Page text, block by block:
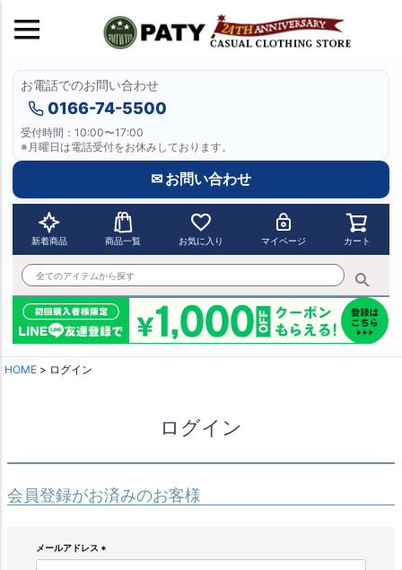
お電話でのお問い合わせ
0166-74-5500
受付時間：10:00〜17:00
※月曜日は電話受付をお休みしております。
✉ お問い合わせ
新着商品 商品一覧 お気に入り マイページ カート
HOME ログイン
ログイン
会員登録がお済みのお客様
メールアドレス